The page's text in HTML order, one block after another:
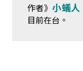
作者》小蟻人
目前在台。